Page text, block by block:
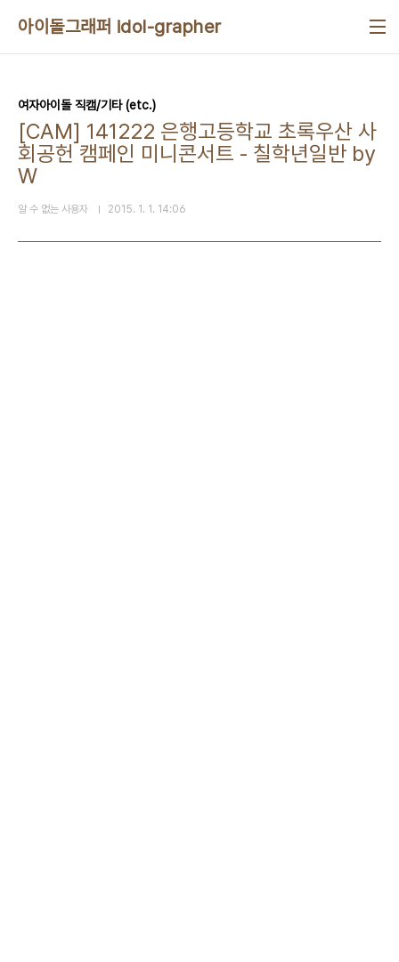
아이돌그래퍼 idol-grapher
여자아이돌 직캠/기타 (etc.)
[CAM] 141222 은행고등학교 초록우산 사
회공헌 캠페인 미니콘서트 - 칠학년일반 by
W
알 수 없는 사용자 2015. 1. 1. 14:06